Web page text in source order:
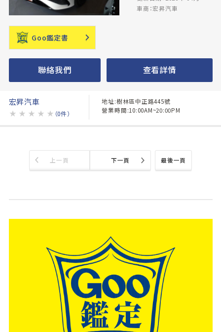
車商：宏昇汽車
Goo鑑定書
聯絡我們 查看詳情
宏昇汽車
★ ★ ★ ★ ★ （0件）
地址:樹林區中正路445號
營業時間:10:00AM~20:00PM
最後一頁
上一頁 下一頁